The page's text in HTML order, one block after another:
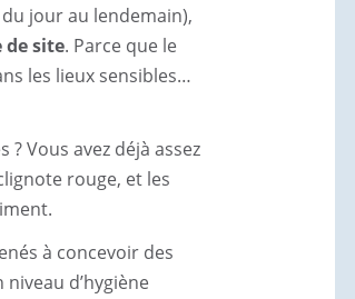
jour au lendemain),
de site. Parce que le
les lieux sensibles…
Vous avez déjà assez
rouge, et les
à concevoir des
d’hygiène